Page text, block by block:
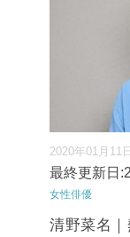
2020年01月11
最終更新日
女性俳優
清野菜名｜